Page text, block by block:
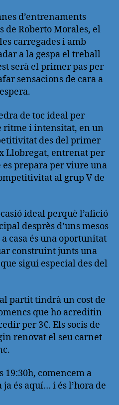
d’entrenaments
de Roberto Morales, el
carregades i amb
a la gespa el treball
serà el primer pas per
sensacions de cara a
de toc ideal per
ritme i intensitat, en un
des del primer
Llobregat, entrenat per
prepara per viure una
al grup V de
ideal perquè l’afició
desprès d’uns mesos
casa és una oportunitat
construint junts una
sigui especial des del
partit tindrà un cost de
que ho acreditin
per 3€. Els socis de
renovat el seu carnet
19:30h, comencem a
és aquí… i és l’hora de